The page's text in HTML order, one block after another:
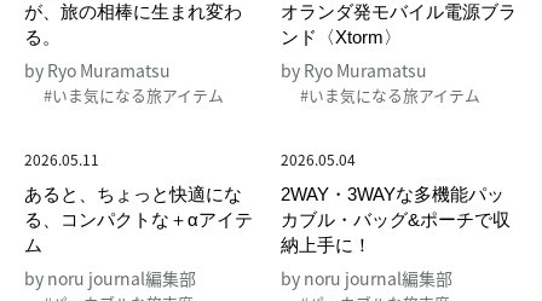
が、旅の相棒に生まれ変わ
る。
by Ryo Muramatsu
#いま気になる旅アイテム
オランダ発モバイル電源ブラ
ンド〈Xtorm〉
by Ryo Muramatsu
#いま気になる旅アイテム
2026.05.11
あると、ちょっと快適にな
る、コンパクトな＋αアイテ
ム
by noru journal編集部
2026.05.04
2WAY・3WAYな多機能パッ
カブル・バッグ&ポーチで収
納上手に！
by noru journal編集部